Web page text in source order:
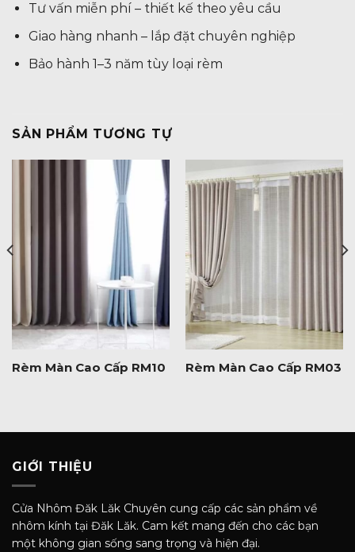
Tư vấn miễn phí – thiết kế theo yêu cầu
Giao hàng nhanh – lắp đặt chuyên nghiệp
Bảo hành 1–3 năm tùy loại rèm
SẢN PHẨM TƯƠNG TỰ
Rèm Màn Cao Cấp RM10 Rèm Màn Cao Cấp RM03
GIỚI THIỆU
Cửa Nhôm Đăk Lăk Chuyên cung cấp các sản phẩm về
nhôm kính tại Đăk Lăk. Cam kết mang đến cho các bạn
một không gian sống sang trọng và hiện đại.